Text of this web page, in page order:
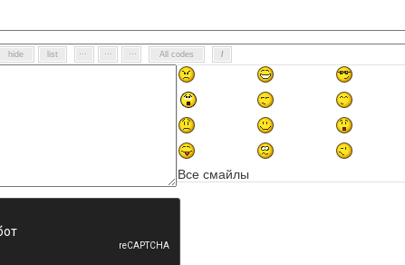
Все смайлы